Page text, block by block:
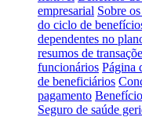
empresarial Sobre
do ciclo de
dependentes no
resumos de
funcionários Página
de beneficiários
pagamento
Seguro de saúde